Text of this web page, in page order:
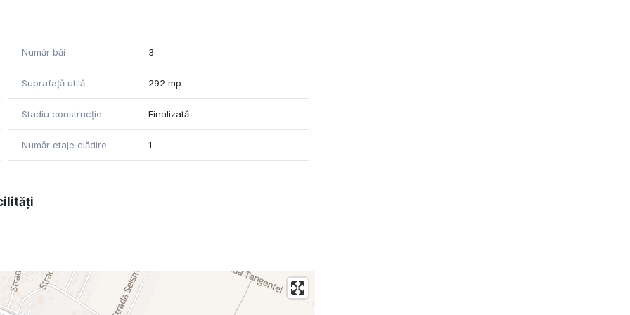
solidă (acceptăm orice test de rezistenţă!)
Număr băi 3
Suprafață utilă 292 mp
Stadiu construcție Finalizată
Număr etaje clădire 1